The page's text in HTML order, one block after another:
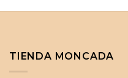
TIENDA MONCADA